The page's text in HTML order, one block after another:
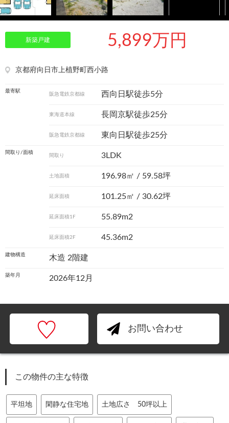
新築戸建 5,899万円
京都府向日市上植野町西小路
最寄駅
阪急電鉄京都線 西向日駅徒歩5分
東海道本線 長岡京駅徒歩25分
阪急電鉄京都線 東向日駅徒歩25分
間取り/面積
間取り 3LDK
土地面積 196.98㎡ / 59.58坪
延床面積 101.25㎡ / 30.62坪
延床面積1F 55.89m2
延床面積2F 45.36m2
建物構造 木造 2階建
築年月 2026年12月
お問い合わせ
この物件の主な特徴
平坦地 閑静な住宅地 土地広さ 50坪以上